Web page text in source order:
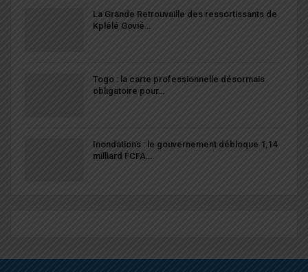
La Grande Retrouvaille des ressortissants de
Kplélé Govié…
Togo : la carte professionnelle désormais
obligatoire pour…
Inondations : le gouvernement débloque 1,14
milliard FCFA…